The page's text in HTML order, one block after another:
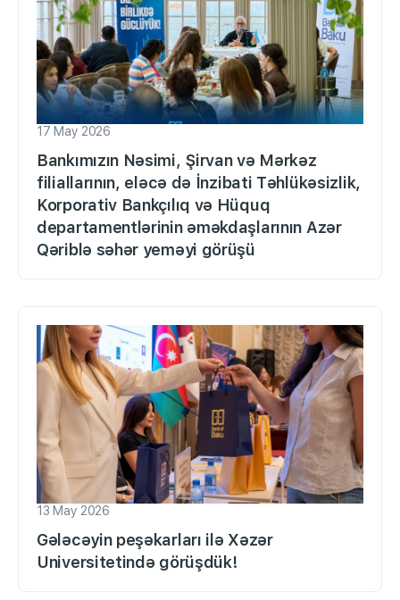
17 May 2026
Bankımızın Nəsimi, Şirvan və Mərkəz
filiallarının, eləcə də İnzibati Təhlükəsizlik,
Korporativ Bankçılıq və Hüquq
departamentlərinin əməkdaşlarının Azər
Qəriblə səhər yeməyi görüşü
13 May 2026
Gələcəyin peşəkarları ilə Xəzər
Universitetində görüşdük!